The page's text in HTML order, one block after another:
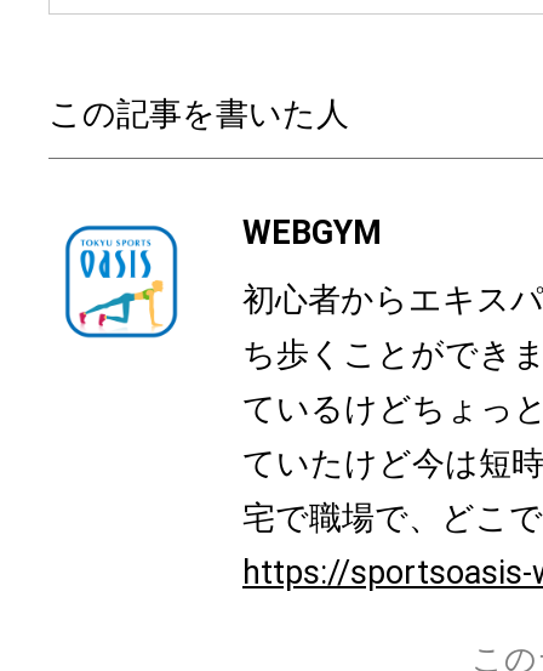
この記事を書いた人
WEBGYM
初心者からエキス
ち歩くことができ
ているけどちょっ
ていたけど今は短
宅で職場で、どこ
https://sportsoasis-
こ